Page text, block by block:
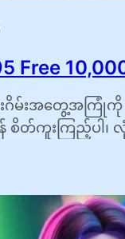
Free
းအတွေ့အကြုံကို မ
စိတ်ကူးကြည့်ပါ၊